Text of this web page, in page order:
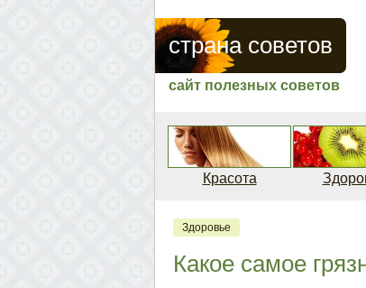
страна советов
сайт полезных советов
Красота
Здоровье
Какое самое